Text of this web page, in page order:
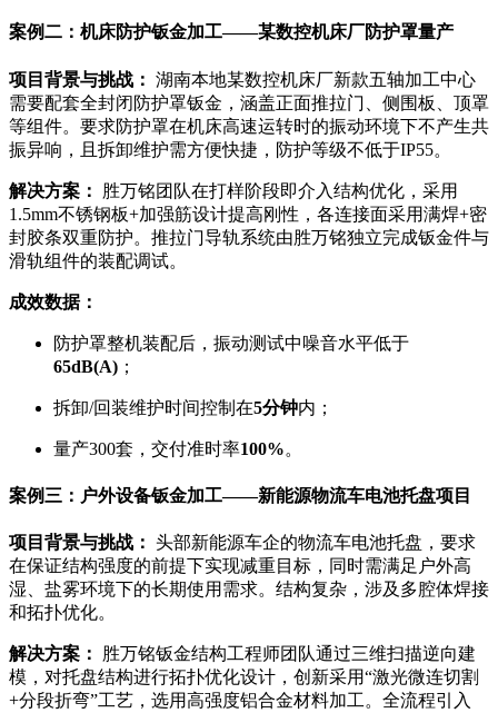
案例二：机床防护钣金加工——某数控机床厂防护罩量产
项目背景与挑战： 湖南本地某数控机床厂新款五轴加工中心
需要配套全封闭防护罩钣金，涵盖正面推拉门、侧围板、顶罩
等组件。要求防护罩在机床高速运转时的振动环境下不产生共
振异响，且拆卸维护需方便快捷，防护等级不低于IP55。
解决方案：
胜万铭团队在打样阶段即介入结构优化，采用
1.5mm不锈钢板+加强筋设计提高刚性，各连接面采用满焊+密
封胶条双重防护。推拉门导轨系统由胜万铭独立完成钣金件与
滑轨组件的装配调试。
成效数据：
防护罩整机装配后，振动测试中噪音水平低于
65dB(A) ；
拆卸/回装维护时间控制在5分钟内；
量产300套，交付准时率100%。
案例三：户外设备钣金加工——新能源物流车电池托盘项目
项目背景与挑战： 头部新能源车企的物流车电池托盘，要求
在保证结构强度的前提下实现减重目标，同时需满足户外高
湿、盐雾环境下的长期使用需求。结构复杂，涉及多腔体焊接
和拓扑优化。
解决方案：
胜万铭钣金结构工程师团队通过三维扫描逆向建
模，对托盘结构进行拓扑优化设计，创新采用“激光微连切割
+分段折弯”工艺，选用高强度铝合金材料加工。全流程引入